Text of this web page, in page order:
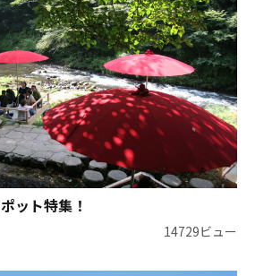
ット特集！
14729ビュー